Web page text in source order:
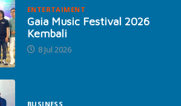
ENTERTAIMENT
Gaia Music Festival 2026
Kembali
8 Jul 2026
BUSINESS